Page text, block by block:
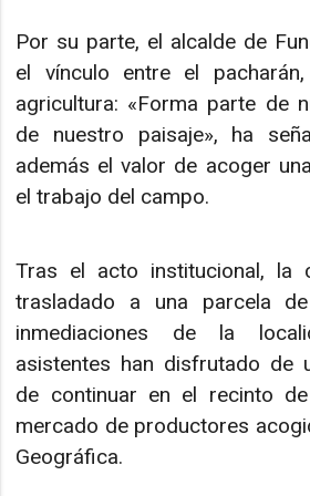
Por su parte, el alcalde de
el vínculo entre el
agricultura: «Forma parte de
de nuestro paisaje», ha
además el valor de acoger
el trabajo del campo.
Tras el acto institucional, la
trasladado a una parcela
inmediaciones de la
asistentes han disfrutado de
de continuar en el recinto
mercado de productores
Geográfica.